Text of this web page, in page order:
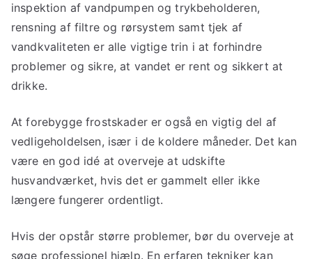
inspektion af vandpumpen og trykbeholderen,
rensning af filtre og rørsystem samt tjek af
vandkvaliteten er alle vigtige trin i at forhindre
problemer og sikre, at vandet er rent og sikkert at
drikke.
At forebygge frostskader er også en vigtig del af
vedligeholdelsen, især i de koldere måneder. Det kan
være en god idé at overveje at udskifte
husvandværket, hvis det er gammelt eller ikke
længere fungerer ordentligt.
Hvis der opstår større problemer, bør du overveje at
søge professionel hjælp. En erfaren tekniker kan